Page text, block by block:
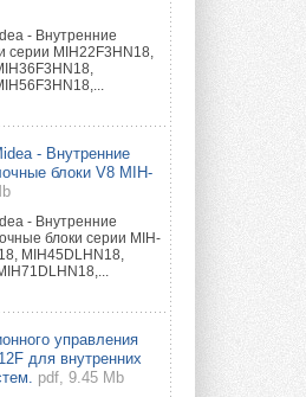
- Внутренние
серии MIH22F3HN18,
- Внутренние
блоки V8 MIH-
- Внутренние
блоки серии MIH-
MIH45DLHN18,
управления
для внутренних
pdf, 9.45 Mb